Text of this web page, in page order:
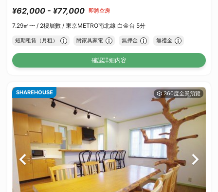
¥62,000 - ¥77,000 即將空房
7.29㎡〜 / 2樓層數 / 東京METRO南北線 白金台 5分
短期租賃（月租） 附家具家電 無押金 無禮金
確認詳細內容
SHAREHOUSE